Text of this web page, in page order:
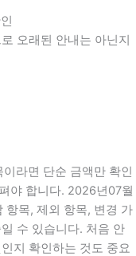
오래된 안내는 아닌지
라면 단순 금액만 확인
야 합니다. 2026년07월
항목, 제외 항목, 변경 가
수 있습니다. 처음 안
지 확인하는 것도 중요